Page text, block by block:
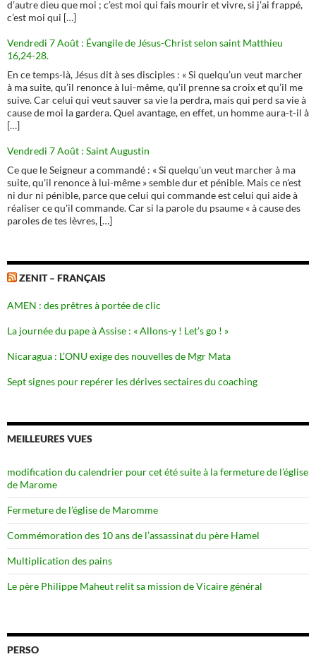
d’autre dieu que moi ; c’est moi qui fais mourir et vivre, si j’ai frappé,
c’est moi qui […]
Vendredi 7 Août : Évangile de Jésus-Christ selon saint Matthieu
16,24-28.
En ce temps-là, Jésus dit à ses disciples : « Si quelqu’un veut marcher
à ma suite, qu’il renonce à lui-même, qu’il prenne sa croix et qu’il me
suive. Car celui qui veut sauver sa vie la perdra, mais qui perd sa vie à
cause de moi la gardera. Quel avantage, en effet, un homme aura-t-il à
[…]
Vendredi 7 Août : Saint Augustin
Ce que le Seigneur a commandé : « Si quelqu'un veut marcher à ma
suite, qu'il renonce à lui-même » semble dur et pénible. Mais ce n'est
ni dur ni pénible, parce que celui qui commande est celui qui aide à
réaliser ce qu'il commande. Car si la parole du psaume « à cause des
paroles de tes lèvres, […]
ZENIT – FRANÇAIS
AMEN : des prêtres à portée de clic
La journée du pape à Assise : « Allons-y ! Let’s go ! »
Nicaragua : L’ONU exige des nouvelles de Mgr Mata
Sept signes pour repérer les dérives sectaires du coaching
MEILLEURES VUES
modification du calendrier pour cet été suite à la fermeture de l’église
de Marome
Fermeture de l’église de Maromme
Commémoration des 10 ans de l’assassinat du père Hamel
Multiplication des pains
Le père Philippe Maheut relit sa mission de Vicaire général
PERSO